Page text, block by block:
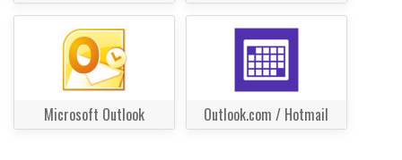
Microsoft Outlook Outlook.com / Hotmail